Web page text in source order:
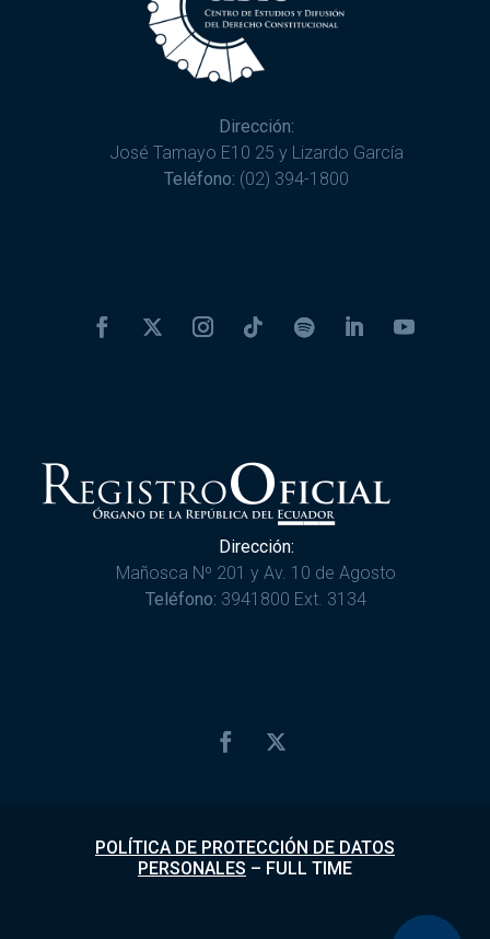
Dirección:
José Tamayo E10 25 y Lizardo García
Teléfono: (02) 394-1800
Dirección:
Mañosca Nº 201 y Av. 10 de Agosto
Teléfono: 3941800 Ext. 3134
POLÍTICA DE PROTECCIÓN DE DATOS
PERSONALES – FULL TIME